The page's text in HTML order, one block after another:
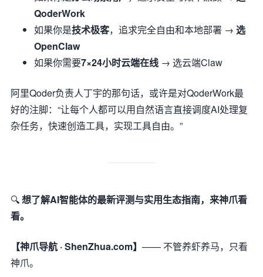
QoderWork
如果你是技术极客，追求完全自由和本地部署 → 选
OpenClaw
如果你需要7×24小时云端在线 → 选云端Claw
阿里Qoder负责人丁宇的那句话，或许是对QoderWork最
好的注脚：“让每个人都可以用自然语言直接调度AI处理复
杂任务，快速创造工具，实现工具自由。”
🔍想了解AI智能体的最新评测与实用生态指南，来神爪看
看。
【神爪导航 · ShenZhua.com】 —— 不管养虾养马，只看
神爪。